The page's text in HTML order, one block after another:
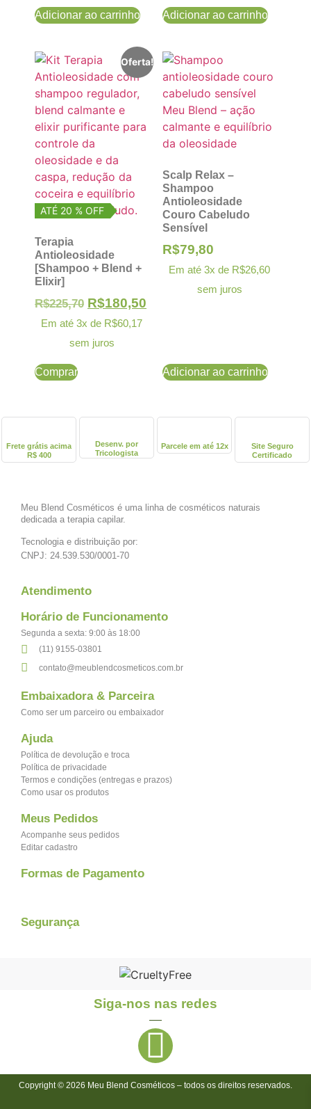
Adicionar ao carrinho Adicionar ao carrinho
Oferta!
ATÉ 20 % OFF
Terapia
Antioleosidade
[Shampoo + Blend +
Elixir]
R$225,70 R$180,50
Em até 3x de R$60,17
sem juros
Comprar
Scalp Relax –
Shampoo
Antioleosidade
Couro Cabeludo
Sensível
R$79,80
Em até 3x de R$26,60
sem juros
Adicionar ao carrinho
Frete grátis acima
R$ 400
Desenv. por
Tricologista
Parcele em até 12x
Site Seguro
Certificado
Meu Blend Cosméticos é uma linha de cosméticos naturais
dedicada a terapia capilar.
Tecnologia e distribuição por:
CNPJ: 24.539.530/0001-70
Atendimento
Horário de Funcionamento
Segunda a sexta: 9:00 às 18:00​​
(11) 9155-03801
contato@meublendcosmeticos.com.br
Embaixadora & Parceira
Como ser um parceiro ou embaixador
Ajuda
Política de devolução e troca
Política de privacidade
Termos e condições (entregas e prazos)
Como usar os produtos
Meus Pedidos
Acompanhe seus pedidos
Editar cadastro
Formas de Pagamento
Segurança
Siga-nos nas redes
Copyright © 2026 Meu Blend Cosméticos – todos os direitos reservados.